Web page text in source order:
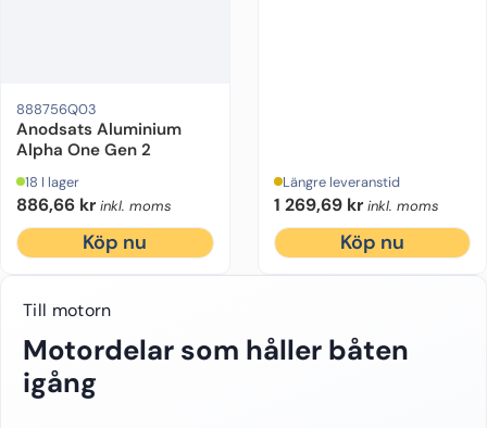
888756Q03
Anodsats Aluminium
Alpha One Gen 2
18 I lager
886,66 kr inkl. moms
Köp nu
Längre leveranstid
1 269,69 kr inkl. moms
Köp nu
Till motorn
Motordelar som håller båten
igång